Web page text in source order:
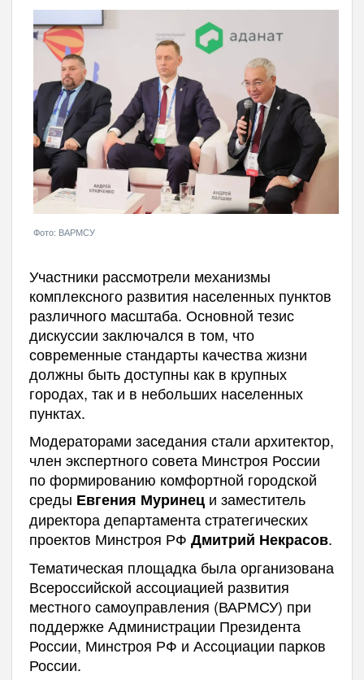
Фото: ВАРМСУ
Участники рассмотрели механизмы
комплексного развития населенных пунктов
различного масштаба. Основной тезис
дискуссии заключался в том, что
современные стандарты качества жизни
должны быть доступны как в крупных
городах, так и в небольших населенных
пунктах.
Модераторами заседания стали архитектор,
член экспертного совета Минстроя России
по формированию комфортной городской
среды Евгения Муринеци заместитель
директора департамента стратегических
проектов Минстроя РФ Дмитрий Некрасов.
Тематическая площадка была организована
Всероссийской ассоциацией развития
местного самоуправления (ВАРМСУ) при
поддержке Администрации Президента
России, Минстроя РФ и Ассоциации парков
России.